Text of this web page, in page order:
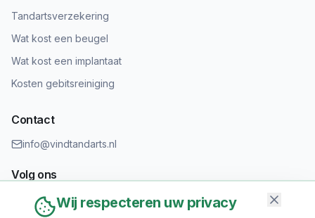
Tandartsverzekering
Wat kost een beugel
Wat kost een implantaat
Kosten gebitsreiniging
Contact
info@vindtandarts.nl
Volg ons
Wij respecteren uw privacy